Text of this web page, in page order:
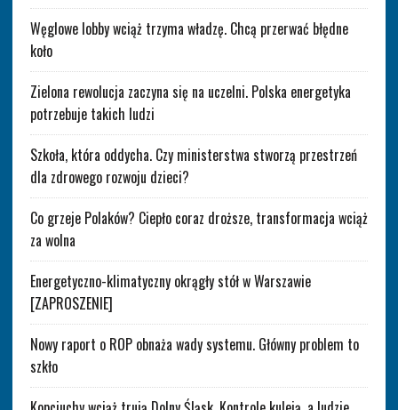
Węglowe lobby wciąż trzyma władzę. Chcą przerwać błędne
koło
Zielona rewolucja zaczyna się na uczelni. Polska energetyka
potrzebuje takich ludzi
Szkoła, która oddycha. Czy ministerstwa stworzą przestrzeń
dla zdrowego rozwoju dzieci?
Co grzeje Polaków? Ciepło coraz droższe, transformacja wciąż
za wolna
Energetyczno-klimatyczny okrągły stół w Warszawie
[ZAPROSZENIE]
Nowy raport o ROP obnaża wady systemu. Główny problem to
szkło